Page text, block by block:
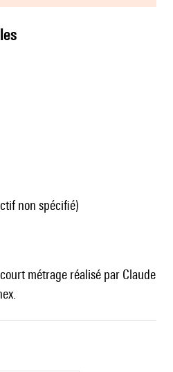
non spécifié)
métrage réalisé par Claude